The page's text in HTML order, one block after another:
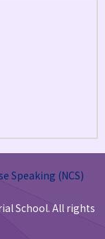
Speaking (NCS)
School. All rights